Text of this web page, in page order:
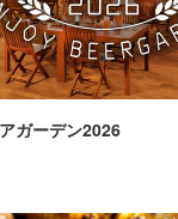
ガーデン2026